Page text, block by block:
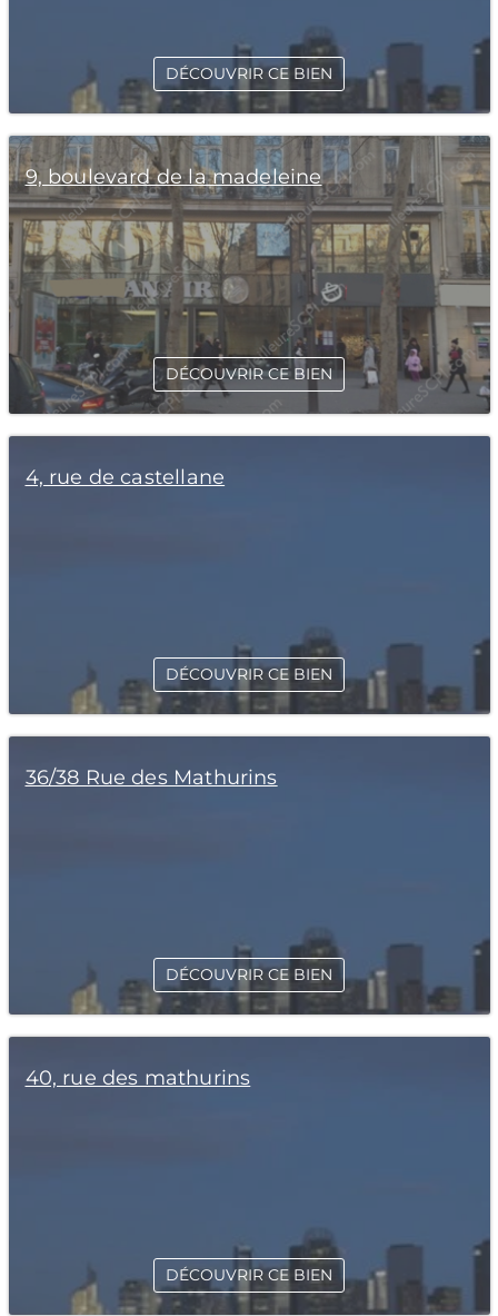
DÉCOUVRIR CE BIEN
9, boulevard de la madeleine
DÉCOUVRIR CE BIEN
4, rue de castellane
DÉCOUVRIR CE BIEN
36/38 Rue des Mathurins
DÉCOUVRIR CE BIEN
40, rue des mathurins
DÉCOUVRIR CE BIEN